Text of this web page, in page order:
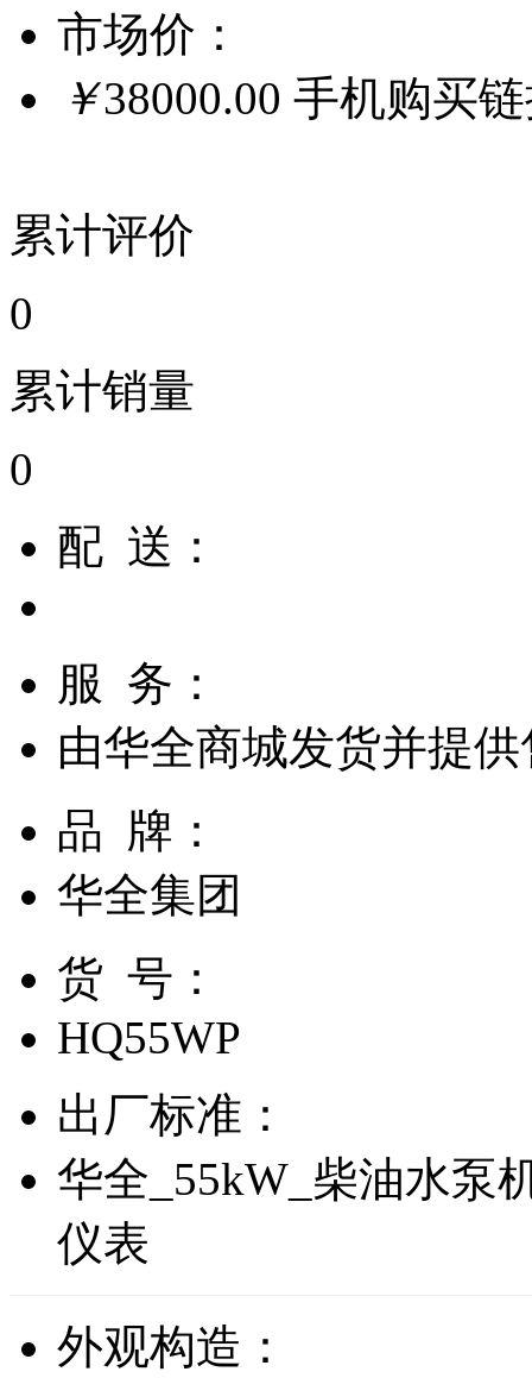
市场价：
￥38000.00 手机购买
累计评价
0
累计销量
0
配 送：
服 务：
由华全商城发货并提
品 牌：
华全集团
货 号：
HQ55WP
出厂标准：
华全_55kW_柴油水泵
仪表
外观构造：